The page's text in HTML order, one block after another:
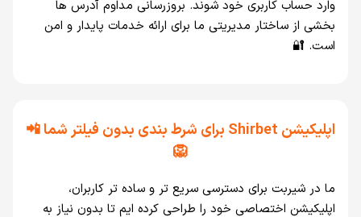
وارد حساب کاربری خود شوند. بروزرسانی مداوم آدرس‌ ها
بخشی از ساختار مدیریتی ما برای ارائه خدمات پایدار و امن
است. 🔐
اپلیکیشن Shirbet برای شرط‌ بندی بدون فیلتر شما 📲
🦁
ما در شیربت برای دسترسی سریع‌ تر و ساده‌ تر کاربران،
اپلیکیشن اختصاصی خود را طراحی کرده‌ ایم تا بدون نیاز به